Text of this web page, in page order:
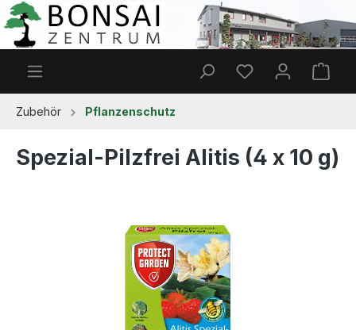
Zum Hauptinhalt springen
Du hast 0
Zubehör Pflanzenschutz
Spezial-Pilzfrei Alitis (4 x 10 g)
Bildergalerie überspringen